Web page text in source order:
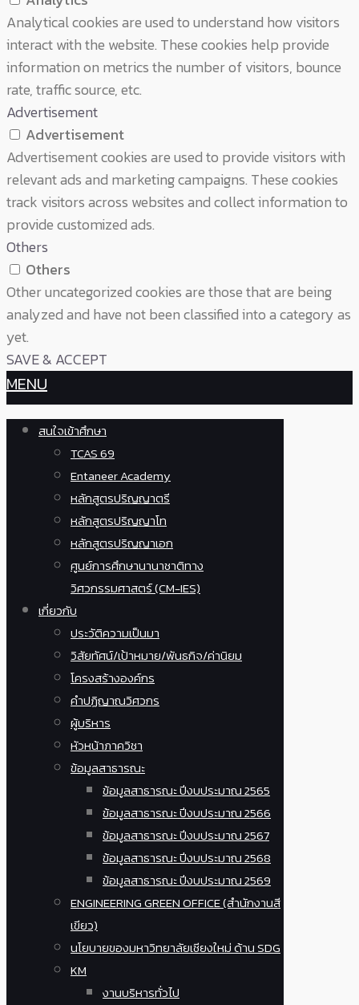
Analytical cookies are used to understand how visitors
interact with the website. These cookies help provide
information on metrics the number of visitors, bounce
rate, traffic source, etc.
Advertisement
Advertisement
Advertisement cookies are used to provide visitors with
relevant ads and marketing campaigns. These cookies
track visitors across websites and collect information to
provide customized ads.
Others
Others
Other uncategorized cookies are those that are being
analyzed and have not been classified into a category as
yet.
SAVE & ACCEPT
MENU
สนใจเข้าศึกษา
TCAS 69
Entaneer Academy
หลักสูตรปริญญาตรี
หลักสูตรปริญญาโท
หลักสูตรปริญญาเอก
ศูนย์การศึกษานานาชาติทาง
วิศวกรรมศาสตร์ (CM-IES)
เกี่ยวกับ
ประวัติความเป็นมา
วิสัยทัศน์/เป้าหมาย/พันธกิจ/ค่านิยม
โครงสร้างองค์กร
คำปฏิญาณวิศวกร
ผู้บริหาร
หัวหน้าภาควิชา
ข้อมูลสาธารณะ
ข้อมูลสาธารณะ ปีงบประมาณ 2565
ข้อมูลสาธารณะ ปีงบประมาณ 2566
ข้อมูลสาธารณะ ปีงบประมาณ 2567
ข้อมูลสาธารณะ ปีงบประมาณ 2568
ข้อมูลสาธารณะ ปีงบประมาณ 2569
ENGINEERING GREEN OFFICE (สำนักงานสี
เขียว)
นโยบายของมหาวิทยาลัยเชียงใหม่ ด้าน SDG
KM
งานบริหารทั่วไป